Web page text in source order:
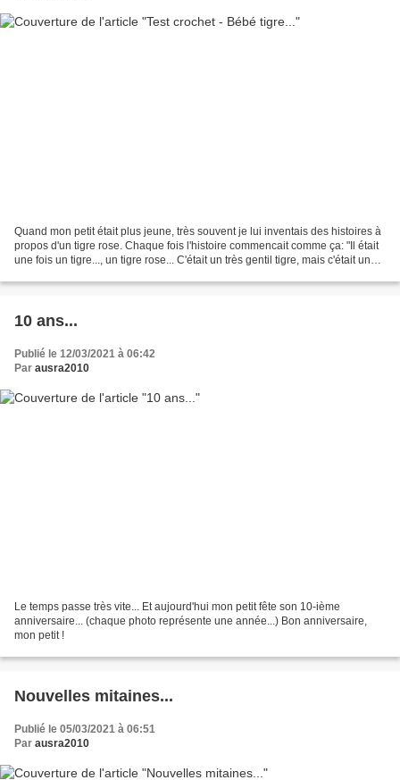
Quand mon petit était plus jeune, très souvent je lui inventais des histoires à
propos d'un tigre rose. Chaque fois l'histoire commencait comme ça: "Il était
une fois un tigre..., un tigre rose... C'était un très gentil tigre, mais c'était un
10 ans...
Publié le 12/03/2021 à 06:42
Par ausra2010
Le temps passe très vite... Et aujourd'hui mon petit fête son 10-ième
anniversaire... (chaque photo représente une année...) Bon anniversaire,
mon petit !
Nouvelles mitaines...
Publié le 05/03/2021 à 06:51
Par ausra2010